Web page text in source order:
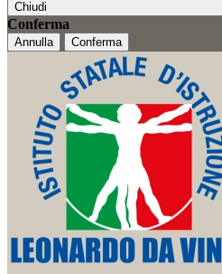
Chiudi
Conferma
Annulla Conferma